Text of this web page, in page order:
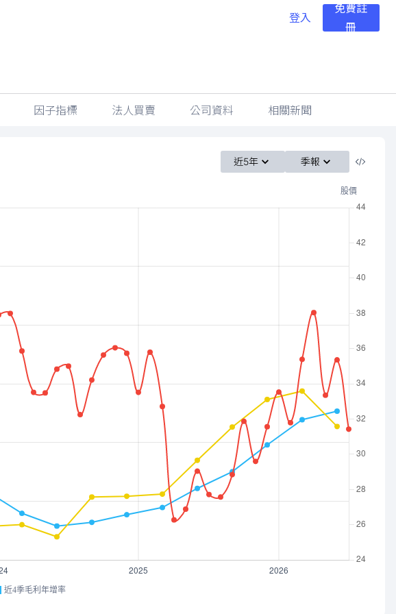
登入
免費註
冊
因子指標 法人買賣 公司資料 相關新聞
近5年 季報
近4季毛利年增率